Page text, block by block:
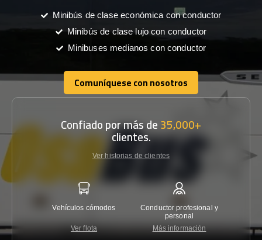
Minibús de clase económica con conductor
Minibús de clase lujo con conductor
Minibuses medianos con conductor
Comuníquese con nosotros
Comuníquese con nosotros
Confiado por más de35,000+
clientes.
Ver historias de clientes
Vehículos cómodos
Ver flota
Conductor profesional y
personal
Más información